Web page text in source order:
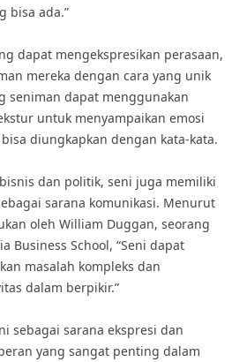
bisa ada.”
dapat mengekspresikan perasaan,
mereka dengan cara yang unik
seniman dapat menggunakan
untuk menyampaikan emosi
diungkapkan dengan kata-kata.
dan politik, seni juga memiliki
sarana komunikasi. Menurut
oleh William Duggan, seorang
Business School, “Seni dapat
masalah kompleks dan
dalam berpikir.”
sebagai sarana ekspresi dan
yang sangat penting dalam